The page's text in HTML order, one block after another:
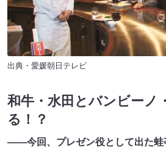
出典・愛媛朝日テレビ
和牛・水田とバンビーノ
る！？
――今回、プレゼン役として出た蛙